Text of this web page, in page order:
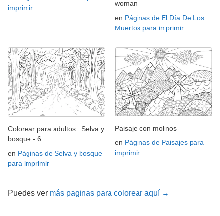
imprimir
woman
en Páginas de El Día De Los
Muertos para imprimir
Colorear para adultos : Selva y
bosque - 6
en Páginas de Selva y bosque
para imprimir
Paisaje con molinos
en Páginas de Paisajes para
imprimir
Puedes ver más paginas para colorear aquí →